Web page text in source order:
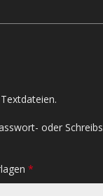
oder
*